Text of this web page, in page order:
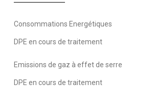
Consommations Energétiques
DPE en cours de traitement
Emissions de gaz à effet de serre
DPE en cours de traitement